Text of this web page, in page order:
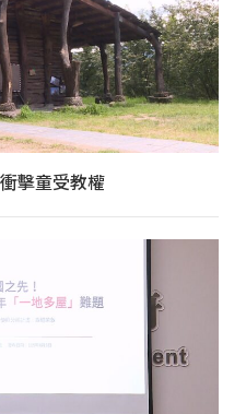
擊童受教權